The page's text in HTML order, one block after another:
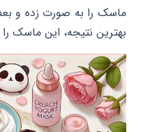
بهترین نتیجه، این ماسک را